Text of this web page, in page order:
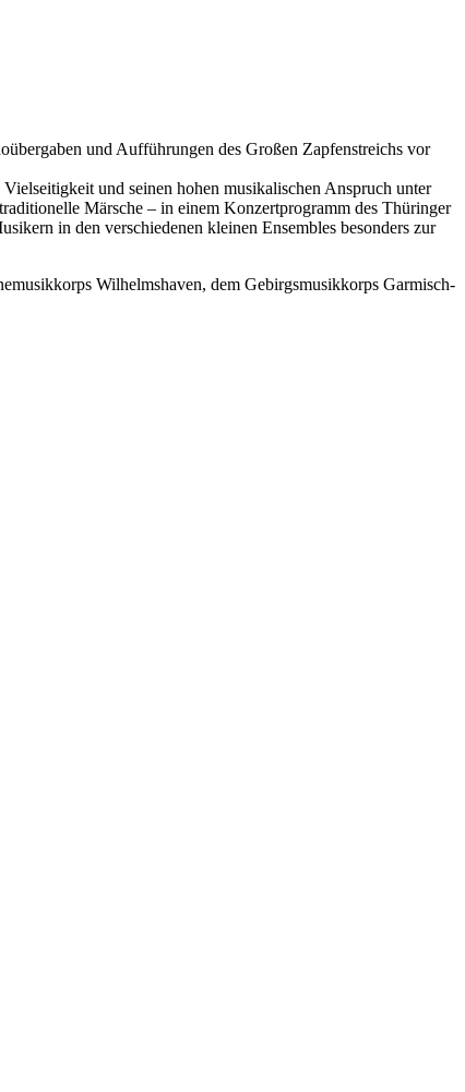
und Aufführungen des Großen Zapfenstreichs vor
und seinen hohen musikalischen Anspruch unter
Märsche – in einem Konzertprogramm des Thüringer
in den verschiedenen kleinen Ensembles besonders zur
Wilhelmshaven, dem Gebirgsmusikkorps Garmisch-